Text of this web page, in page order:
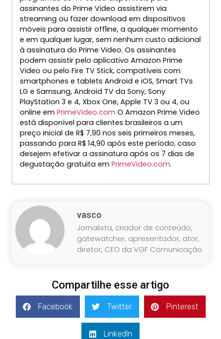
assinantes do Prime Video assistirem via
streaming ou fazer download em dispositivos
móveis para assistir offline, a qualquer momento
e em qualquer lugar, sem nenhum custo adicional
à assinatura do Prime Video. Os assinantes
podem assistir pelo aplicativo Amazon Prime
Video ou pelo Fire TV Stick, compatíveis com
smartphones e tablets Android e iOS, Smart TVs
LG e Samsung, Android TV da Sony, Sony
PlayStation 3 e 4, Xbox One, Apple TV 3 ou 4, ou
online em PrimeVideo.com O Amazon Prime Video
está disponível para clientes brasileiros a um
preço inicial de R$ 7,90 nos seis primeiros meses,
passando para R$ 14,90 após este período, caso
desejem efetivar a assinatura após os 7 dias de
degustação gratuita em PrimeVideo.com.
vasco
Jornalista, criador de conteúdo,
gatewatcher, apresentador, ator,
diretor, CEO da VGF Comunicação
Compartilhe esse artigo
Facebook Twitter Pinterest
LinkedIn